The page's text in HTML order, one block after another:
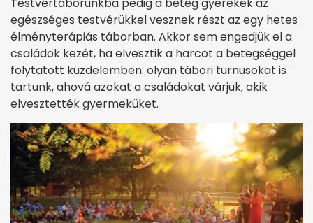
egészséges testvérükkel vesznek részt az egy hetes
élményterápiás táborban. Akkor sem engedjük el a
családok kezét, ha elvesztik a harcot a betegséggel
folytatott küzdelemben: olyan tábori turnusokat is
tartunk, ahová azokat a családokat várjuk, akik
elvesztették gyermeküket.